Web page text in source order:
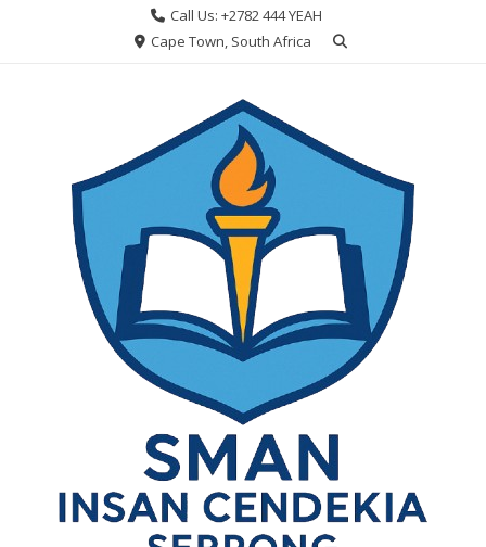
Call Us: +2782 444 YEAH
Cape Town, South Africa